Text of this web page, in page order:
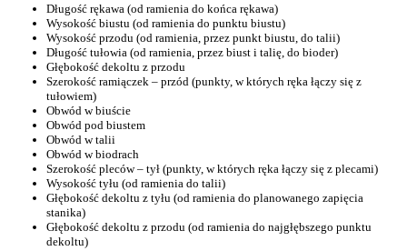
Długość rękawa (od ramienia do końca rękawa)
Wysokość biustu (od ramienia do punktu biustu)
Wysokość przodu (od ramienia, przez punkt biustu, do talii)
Długość tułowia (od ramienia, przez biust i talię, do bioder)
Głębokość dekoltu z przodu
Szerokość ramiączek – przód (punkty, w których ręka łączy się z
tułowiem)
Obwód w biuście
Obwód pod biustem
Obwód w talii
Obwód w biodrach
Szerokość pleców – tył (punkty, w których ręka łączy się z plecami)
Wysokość tyłu (od ramienia do talii)
Głębokość dekoltu z tyłu (od ramienia do planowanego zapięcia
stanika)
Głębokość dekoltu z przodu (od ramienia do najgłębszego punktu
dekoltu)